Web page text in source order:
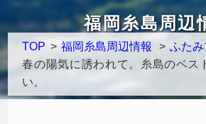
福岡糸島周辺
TOP > 福岡糸島周辺情報 > ふた
春の陽気に誘われて。糸島のベス
い。